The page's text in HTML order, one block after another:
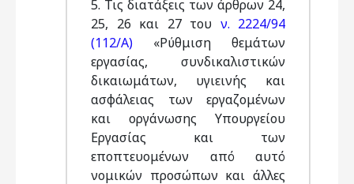
5. Τις διατάξεις των άρθρων 24,
25, 26 και 27 του ν. 2224/94
(112/Α) «Ρύθμιση θεμάτων
εργασίας, συνδικαλιστικών
δικαιωμάτων, υγιεινής και
ασφάλειας των εργαζομένων
και οργάνωσης Υπουργείου
Εργασίας και των
εποπτευομένων από αυτό
νομικών προσώπων και άλλες